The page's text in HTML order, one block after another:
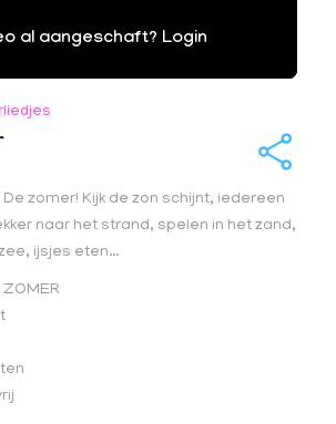
al aangeschaft? Login
zomer! Kijk de zon schijnt, iedereen
naar het strand, spelen in het zand,
ijsjes eten…
ZOMER